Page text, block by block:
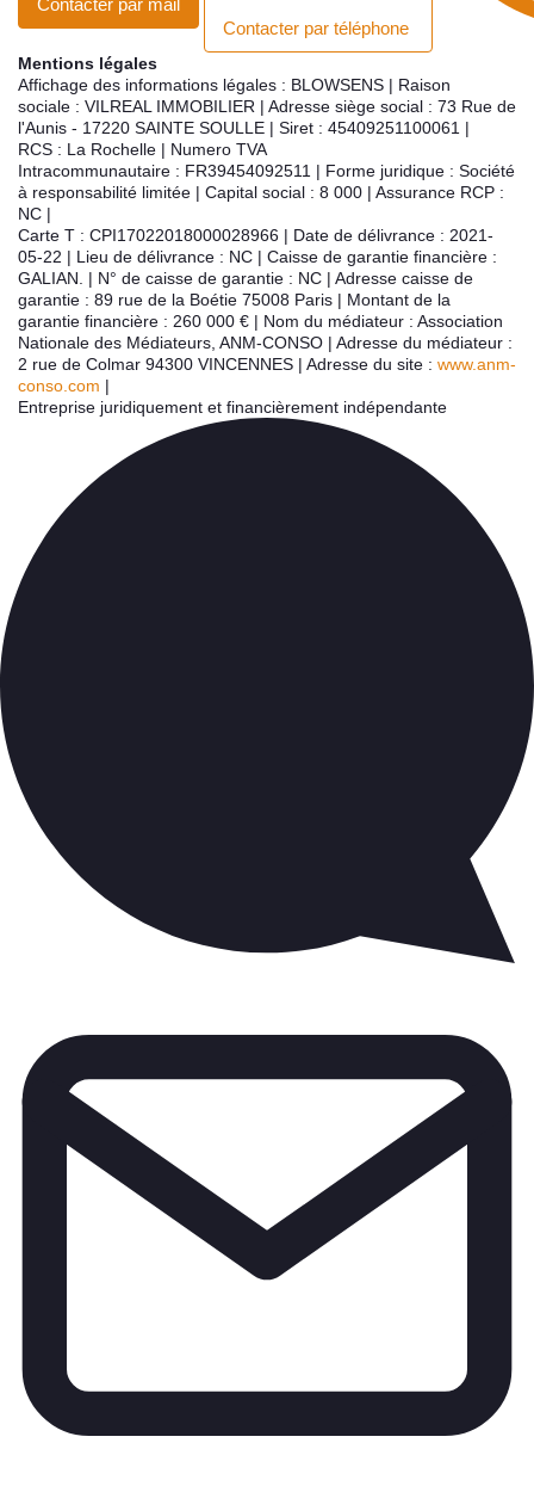
Contacter par mail
Contacter par téléphone
Mentions légales
Affichage des informations légales : BLOWSENS | Raison
sociale : VILREAL IMMOBILIER | Adresse siège social : 73 Rue de
l'Aunis - 17220 SAINTE SOULLE | Siret : 45409251100061 |
RCS : La Rochelle | Numero TVA
Intracommunautaire : FR39454092511 | Forme juridique : Société
à responsabilité limitée | Capital social : 8 000 | Assurance RCP :
NC |
Carte T : CPI17022018000028966 | Date de délivrance : 2021-
05-22 | Lieu de délivrance : NC | Caisse de garantie financière :
GALIAN. | N° de caisse de garantie : NC | Adresse caisse de
garantie : 89 rue de la Boétie 75008 Paris | Montant de la
garantie financière : 260 000 € | Nom du médiateur : Association
Nationale des Médiateurs, ANM-CONSO | Adresse du médiateur :
2 rue de Colmar 94300 VINCENNES | Adresse du site : www.anm-
conso.com |
Entreprise juridiquement et financièrement indépendante